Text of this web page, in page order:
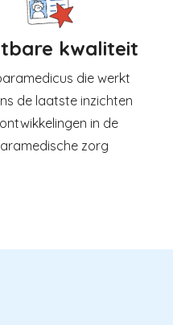
kwaliteit
die werkt
de laatste inzichten
in de
zorg